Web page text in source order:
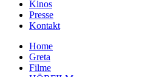
Kinos
Presse
Kontakt
Home
Greta
Filme